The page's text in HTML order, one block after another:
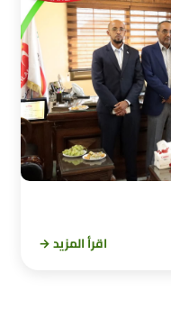
اقرأ المزيد →